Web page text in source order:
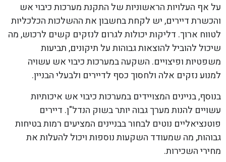
על אף העלויות הראשוניות של התקנת מערכות כיבוי אש
והכשרת דיירים, יש לקחת בחשבון את ההשלכות הכלכליות
לטווח ארוך. דליקות יכולות לגרום לנזקים קשים לרכוש, מה
שיכול להוביל להוצאות גבוהות על תיקונים, תביעות
משפטיות ופיצויים. השקעה במערכות כיבוי אש עשויה
למנוע נזקים אלה ולחסוך כסף לדיירים ולבעלי הבניין.
בנוסף, בניינים המצויידים במערכות כיבוי אש איכותיות
עשויים להנות מערך גבוה יותר בשוק הנדל"ן. דיירים
פוטנציאליים נוטים לבחור בבניינים המציעים רמות בטיחות
גבוהות, מה שמעודד השקעות נוספות ויכול להעלות את
מחירי השכירות.